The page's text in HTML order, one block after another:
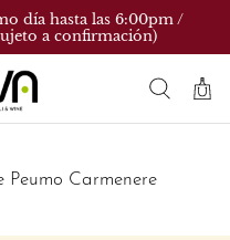
día hasta las 6:00pm /
a confirmación)
Peumo Carmenere